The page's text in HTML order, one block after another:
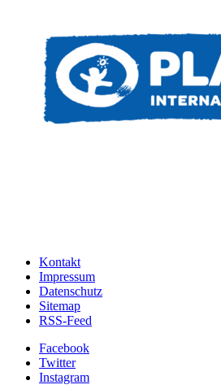
Kontakt
Impressum
Datenschutz
Sitemap
RSS-Feed
Facebook
Twitter
Instagram